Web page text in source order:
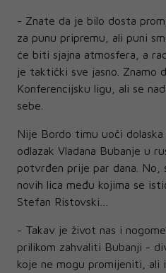
- Znate da je bilo dosta
za punu pripremu, ali puni
će biti sjajna atmosfera, a
je taktički sve jasno. Znamo
Konferencijsku ligu, ali se
sebe.
Nije Bordo timu uoči dolaska
odlazak Vladana Bubanje u
potvrđen prije par dana.
novih lica među kojima se
Stefan Ristovski…
- Takav je život nas i
prilikom zahvaliti Bubanji -
koje ne mogu promijeniti, ali